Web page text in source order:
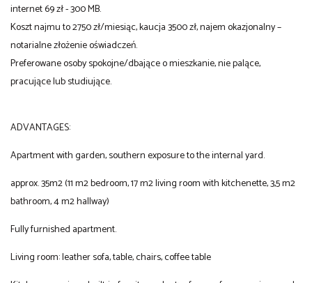
internet 69 zł - 300 MB.
Koszt najmu to 2750 zł/miesiąc, kaucja 3500 zł, najem okazjonalny –
notarialne złożenie oświadczeń.
Preferowane osoby spokojne/dbające o mieszkanie, nie palące,
pracujące lub studiujące.
ADVANTAGES:
Apartment with garden, southern exposure to the internal yard.
approx. 35m2 (11 m2 bedroom, 17 m2 living room with kitchenette, 3,5 m2
bathroom, 4 m2 hallway)
Fully furnished apartment.
Living room: leather sofa, table, chairs, coffee table